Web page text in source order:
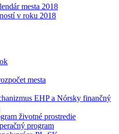
mesta 2018
v roku 2018
mesta
EHP a Nórsky finančný
životné prostredie
program